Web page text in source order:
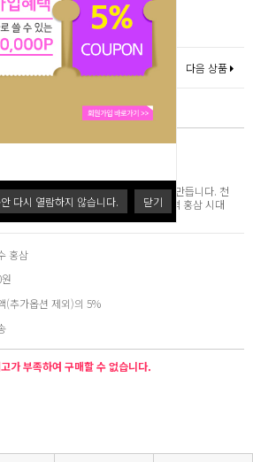
다시 열람하지 않습니다. 닫기
다음 상품
를, 바른 생각이 이로움과 효능의 차이를 만듭니다. 천
니다. 귀한 분을 위한 최고의 선택, 고품격 홍삼 시대
홍삼
(추가옵션 제외)의 5%
가 부족하여 구매할 수 없습니다.